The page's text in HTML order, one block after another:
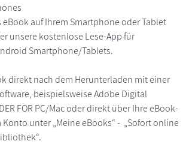
eBook auf Ihrem Smartphone oder Tablet
unsere kostenlose Lese-App für
Smartphone/Tablets.
direkt nach dem Herunterladen mit einer
beispielsweise Adobe Digital
FOR PC/Mac oder direkt über Ihre eBook-
unter „Meine eBooks“ - „Sofort online